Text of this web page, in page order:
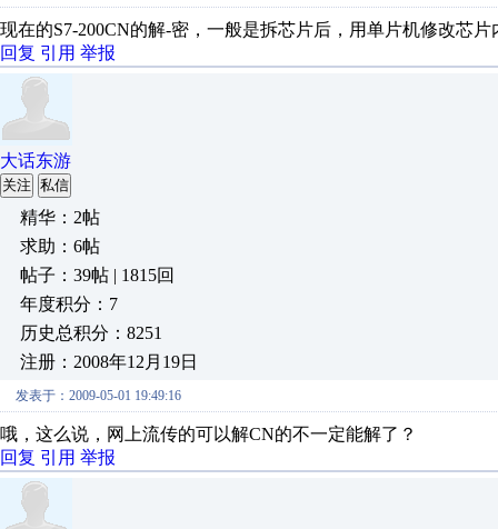
现在的S7-200CN的解-密，一般是拆芯片后，用单片机修改芯
回复 引用 举报
大话东游
关注 私信
精华：2帖
求助：6帖
帖子：39帖 | 1815回
年度积分：7
历史总积分：8251
注册：2008年12月19日
发表于：2009-05-01 19:49:16
哦，这么说，网上流传的可以解CN的不一定能解了？
回复 引用 举报